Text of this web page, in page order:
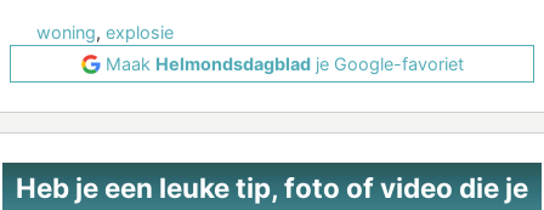
woning, explosie
Maak Helmondsdagbladje Google-favoriet
Heb je een leuke tip, foto of video die je